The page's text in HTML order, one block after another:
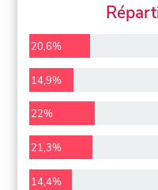
20,6%
14,9%
22%
21,3%
14,4%